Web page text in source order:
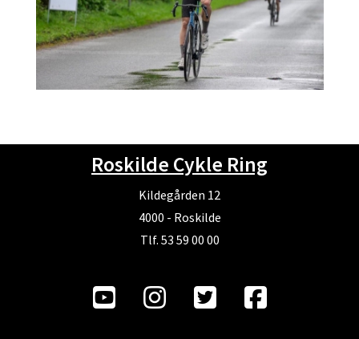
Roskilde Cykle Ring
Kildegården 12
4000 - Roskilde
Tlf. 53 59 00 00